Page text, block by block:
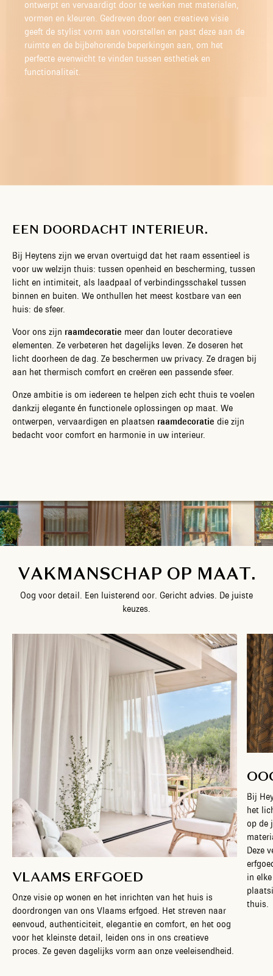
ontwerpt en vervaardigt door te werken met materialen,
vormen en kleuren. Gedreven door een creatieve visie
geeft de stylist vorm aan voorstellen en past deze aan de
ruimte en de bijbehorende beperkingen aan, om het
perfecte evenwicht te vinden tussen esthetiek en
functionaliteit.
EEN DOORDACHT INTERIEUR.
Bij Heytens zijn we ervan overtuigd dat het raam essentieel is
voor uw welzijn thuis: tussen openheid en bescherming, tussen
licht en intimiteit, als laadpaal of verbindingsschakel tussen
binnen en buiten. We onthullen het meest kostbare van een
huis: de sfeer.
Voor ons zijn raamdecoratie meer dan louter decoratieve
elementen. Ze verbeteren het dagelijks leven. Ze doseren het
licht doorheen de dag. Ze beschermen uw privacy. Ze dragen bij
aan het thermisch comfort en creëren een passende sfeer.
Onze ambitie is om iedereen te helpen zich echt thuis te voelen
dankzij elegante én functionele oplossingen op maat. We
ontwerpen, vervaardigen en plaatsen raamdecoratie die zijn
bedacht voor comfort en harmonie in uw interieur.
MAAK EEN AFSPRAAK AAN HUIS
VAKMANSCHAP OP MAAT.
Oog voor detail. Een luisterend oor. Gericht advies. De juiste
keuzes.
VLAAMS ERFGOED
Onze visie op wonen en het inrichten van het huis is
doordrongen van ons Vlaams erfgoed. Het streven naar
eenvoud, authenticiteit, elegantie en comfort, en het oog
voor het kleinste detail, leiden ons in ons creatieve
proces. Ze geven dagelijks vorm aan onze veeleisendheid.
Bij
het
op de
Deze
in
thuis.